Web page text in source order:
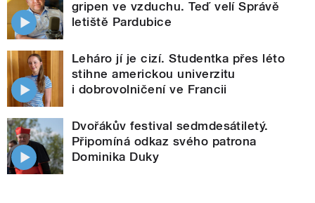
gripen ve vzduchu. Teď velí Správě
letiště Pardubice
Leháro jí je cizí. Studentka přes léto
stihne americkou univerzitu
i dobrovolničení ve Francii
Dvořákův festival sedmdesátiletý.
Připomíná odkaz svého patrona
Dominika Duky